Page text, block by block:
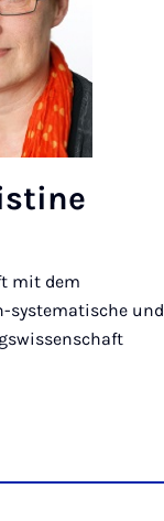
mit dem
systematische und